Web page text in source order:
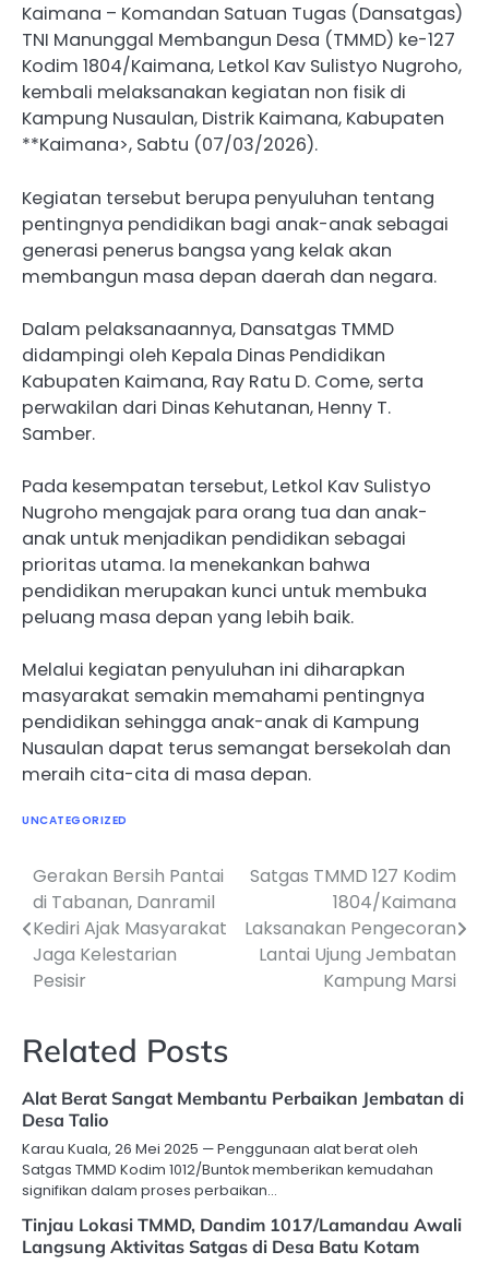
Kaimana – Komandan Satuan Tugas (Dansatgas)
TNI Manunggal Membangun Desa (TMMD) ke-127
Kodim 1804/Kaimana, Letkol Kav Sulistyo Nugroho,
kembali melaksanakan kegiatan non fisik di
Kampung Nusaulan, Distrik Kaimana, Kabupaten
**Kaimana>, Sabtu (07/03/2026).
Kegiatan tersebut berupa penyuluhan tentang
pentingnya pendidikan bagi anak-anak sebagai
generasi penerus bangsa yang kelak akan
membangun masa depan daerah dan negara.
Dalam pelaksanaannya, Dansatgas TMMD
didampingi oleh Kepala Dinas Pendidikan
Kabupaten Kaimana, Ray Ratu D. Come, serta
perwakilan dari Dinas Kehutanan, Henny T.
Samber.
Pada kesempatan tersebut, Letkol Kav Sulistyo
Nugroho mengajak para orang tua dan anak-
anak untuk menjadikan pendidikan sebagai
prioritas utama. Ia menekankan bahwa
pendidikan merupakan kunci untuk membuka
peluang masa depan yang lebih baik.
Melalui kegiatan penyuluhan ini diharapkan
masyarakat semakin memahami pentingnya
pendidikan sehingga anak-anak di Kampung
Nusaulan dapat terus semangat bersekolah dan
meraih cita-cita di masa depan.
UNCATEGORIZED
Navigasi
pos
Gerakan Bersih Pantai
di Tabanan, Danramil
Kediri Ajak Masyarakat
Jaga Kelestarian
Pesisir
Satgas TMMD 127 Kodim
1804/Kaimana
Laksanakan Pengecoran
Lantai Ujung Jembatan
Kampung Marsi
Related Posts
Alat Berat Sangat Membantu Perbaikan Jembatan di
Desa Talio
Karau Kuala, 26 Mei 2025 — Penggunaan alat berat oleh
Satgas TMMD Kodim 1012/Buntok memberikan kemudahan
signifikan dalam proses perbaikan…
Tinjau Lokasi TMMD, Dandim 1017/Lamandau Awali
Langsung Aktivitas Satgas di Desa Batu Kotam